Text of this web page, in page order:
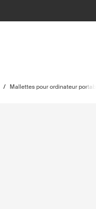
/ Mallettes pour ordinateur